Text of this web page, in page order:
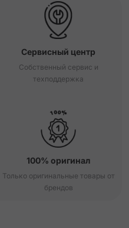
Сервисный центр
Собственный сервис и
техподдержка
100% оригинал
Только оригинальные товары от
брендов